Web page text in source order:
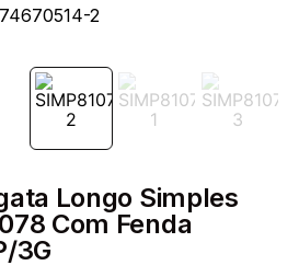
Longo Simples
Com Fenda
3G
3 º
pijamas
4º
sutias
5º
sutiã bojo
8º
hering